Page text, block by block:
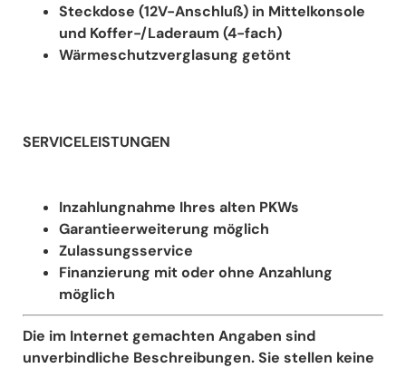
Steckdose (12V-Anschluß) in Mittelkonsole
und Koffer-/Laderaum (4-fach)
Wärmeschutzverglasung getönt
SERVICELEISTUNGEN
Inzahlungnahme Ihres alten PKWs
Garantieerweiterung möglich
Zulassungsservice
Finanzierung mit oder ohne Anzahlung
möglich
Die im Internet gemachten Angaben sind
unverbindliche Beschreibungen. Sie stellen keine